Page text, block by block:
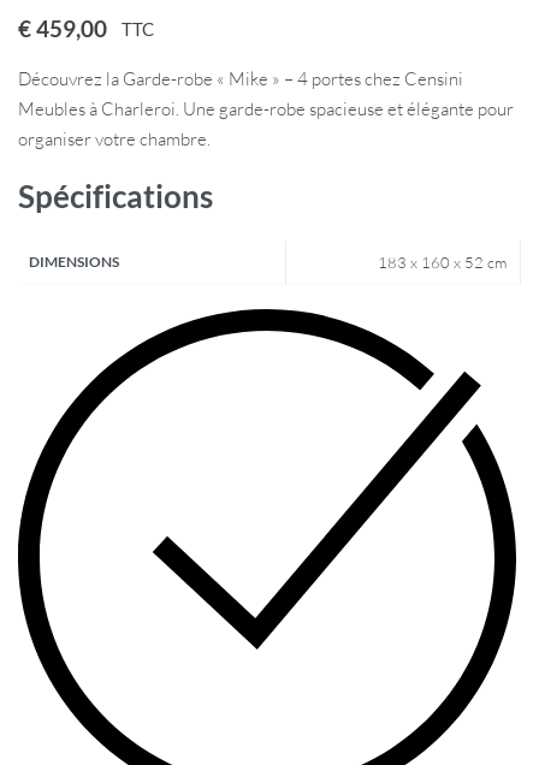
€459,00 TTC
Découvrez la Garde-robe « Mike » – 4 portes chez Censini
Meubles à Charleroi. Une garde-robe spacieuse et élégante pour
organiser votre chambre.
Spécifications
DIMENSIONS 183 x 160 x 52 cm